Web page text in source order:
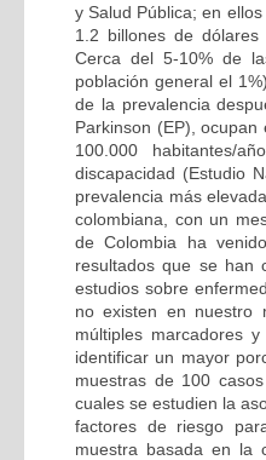
y Salud Pública; en
1.2 billones de
Cerca del 5-10% de
población general el
de la prevalencia
Parkinson (EP),
100.000 habitantes/
discapacidad (Estudio
prevalencia más
colombiana, con un
de Colombia ha
resultados que se han
estudios sobre
no existen en nuestro
múltiples marcadores
identificar un mayor
muestras de 100
cuales se estudien la
factores de riesgo
muestra basada en la